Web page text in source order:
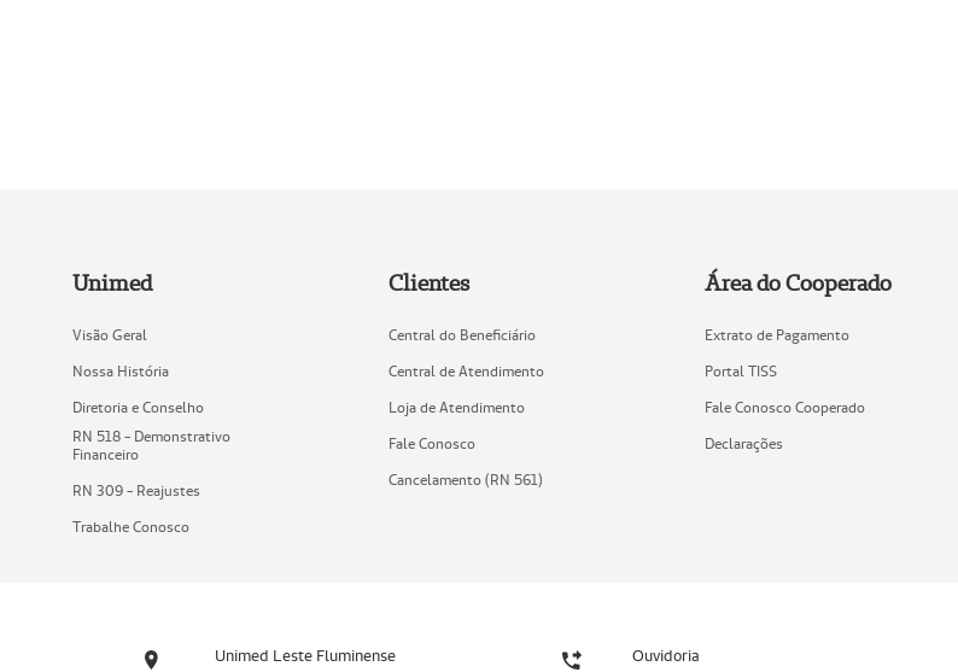
Unimed
Visão Geral
Nossa História
Diretoria e Conselho
RN 518 - Demonstrativo
Financeiro
RN 309 - Reajustes
Trabalhe Conosco
Clientes
Central do Beneficiário
Central de Atendimento
Loja de Atendimento
Fale Conosco
Cancelamento (RN 561)
Área do Cooperado
Extrato de Pagamento
Portal TISS
Fale Conosco Cooperado
Declarações
Unimed Leste Fluminense Ouvidoria